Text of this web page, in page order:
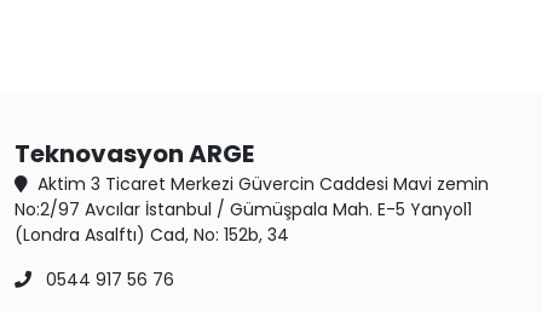
Teknovasyon ARGE
Aktim 3 Ticaret Merkezi Güvercin Caddesi Mavi zemin
No:2/97 Avcılar İstanbul / Gümüşpala Mah. E-5 Yanyol1
(Londra Asalftı) Cad, No: 152b, 34
0544 917 56 76